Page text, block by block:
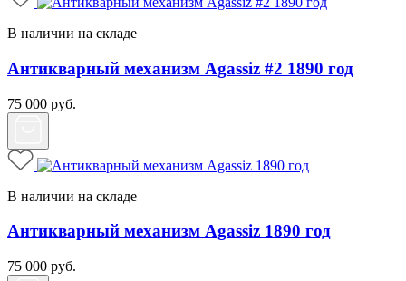
В наличии на складе
Антикварный механизм Agassiz #2 1890 год
75 000 руб.
В наличии на складе
Антикварный механизм Agassiz 1890 год
75 000 руб.